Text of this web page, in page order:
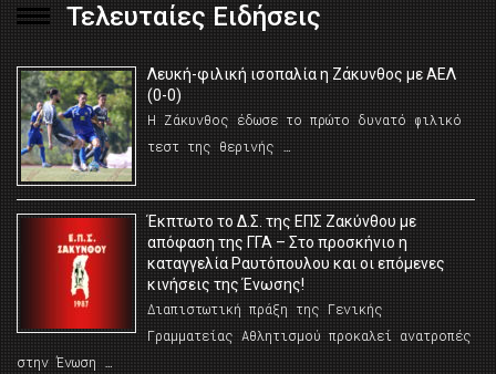
Τελευταίες Ειδήσεις
Λευκή-φιλική ισοπαλία η Ζάκυνθος με ΑΕΛ
(0-0)
Η Ζάκυνθος έδωσε το πρώτο δυνατό φιλικό
τεστ της θερινής …
Έκπτωτο το Δ.Σ. της ΕΠΣ Ζακύνθου με
απόφαση της ΓΓΑ – Στο προσκήνιο η
καταγγελία Ραυτόπουλου και οι επόμενες
κινήσεις της Ένωσης!
Διαπιστωτική πράξη της Γενικής
Γραμματείας Αθλητισμού προκαλεί ανατροπές
στην Ένωση …